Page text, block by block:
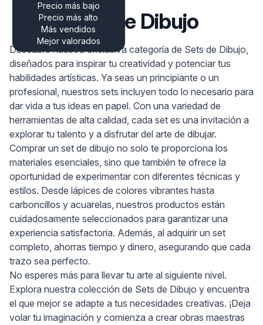
Precio más bajo
Precio más alto
Más vendidos
Mejor valorados
Sets De Dibujo
Descubre nuestra exclusiva categoría de Sets de Dibujo,
diseñados para inspirar tu creatividad y potenciar tus
habilidades artísticas. Ya seas un principiante o un
profesional, nuestros sets incluyen todo lo necesario para
dar vida a tus ideas en papel. Con una variedad de
herramientas de alta calidad, cada set es una invitación a
explorar tu talento y a disfrutar del arte de dibujar.
Comprar un set de dibujo no solo te proporciona los
materiales esenciales, sino que también te ofrece la
oportunidad de experimentar con diferentes técnicas y
estilos. Desde lápices de colores vibrantes hasta
carboncillos y acuarelas, nuestros productos están
cuidadosamente seleccionados para garantizar una
experiencia satisfactoria. Además, al adquirir un set
completo, ahorras tiempo y dinero, asegurando que cada
trazo sea perfecto.
No esperes más para llevar tu arte al siguiente nivel.
Explora nuestra colección de Sets de Dibujo y encuentra
el que mejor se adapte a tus necesidades creativas. ¡Deja
volar tu imaginación y comienza a crear obras maestras